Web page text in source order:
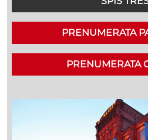
PRENUMERATA
PRENUMERATA